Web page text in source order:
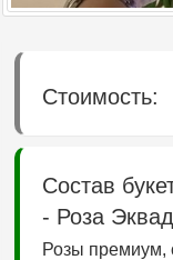
Стоимость:
Состав
- Роза
Розы премиум,